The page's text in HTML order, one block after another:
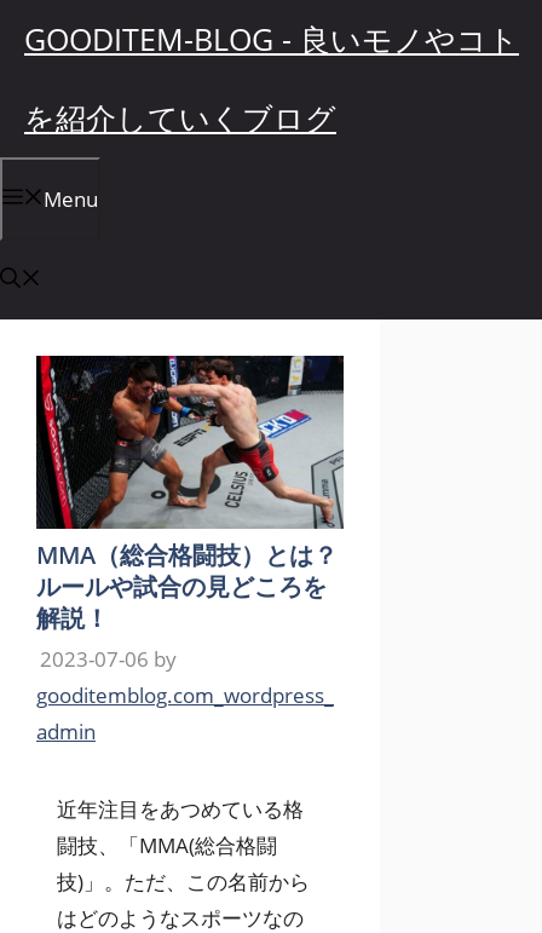
ツ
へ
ス
キ
GOODITEM-BLOG - 良いモノやコト
を紹介していくブログ
Menu
MMA（総合格闘技）とは？
ルールや試合の見どころを
解説！
2023-07-06 by
gooditemblog.com_wordpress_
admin
近年注目をあつめている格
闘技、「MMA(総合格闘
技)」。ただ、この名前から
はどのようなスポーツなの